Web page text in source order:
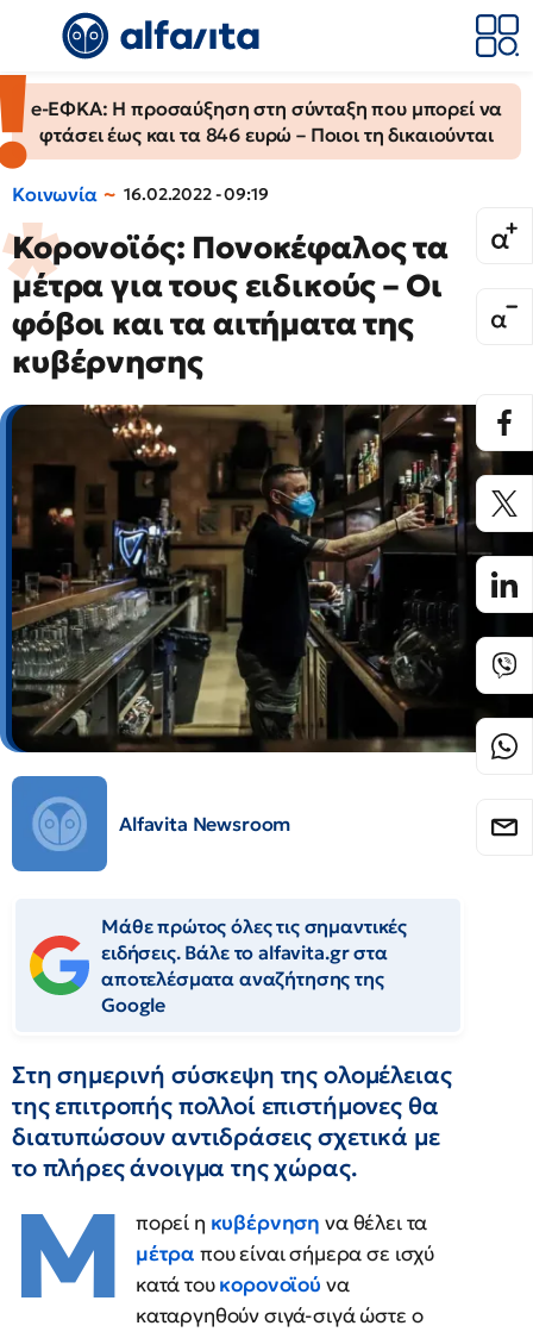
e-ΕΦΚΑ: Η προσαύξηση στη σύνταξη που μπορεί να
φτάσει έως και τα 846 ευρώ – Ποιοι τη δικαιούνται
Κοινωνία 16.02.2022 - 09:19
Κορονοϊός: Πονοκέφαλος τα
μέτρα για τους ειδικούς – Οι
φόβοι και τα αιτήματα της
κυβέρνησης
Alfavita Newsroom
Μάθε πρώτος όλες τις σημαντικές
ειδήσεις. Βάλε το alfavita.gr στα
αποτελέσματα αναζήτησης της
Google
Στη σημερινή σύσκεψη της ολομέλειας
της επιτροπής πολλοί επιστήμονες θα
διατυπώσουν αντιδράσεις σχετικά με
το πλήρες άνοιγμα της χώρας.
Μ πορεί η κυβέρνηση να θέλει τα
μέτρα που είναι σήμερα σε ισχύ
κατά τουκορονοϊού να
καταργηθούν σιγά-σιγά ώστε ο